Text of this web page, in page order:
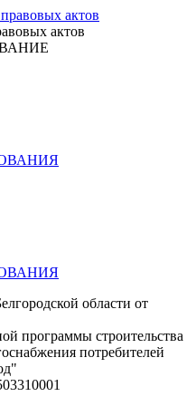
актов
области от
программы строительства
потребителей